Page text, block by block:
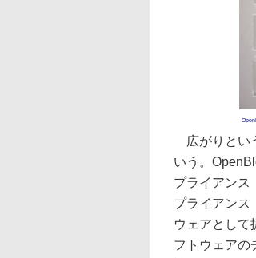
広がりとい
いう。
プライアンス
プライアンス
ウェアとして
フトウェアの